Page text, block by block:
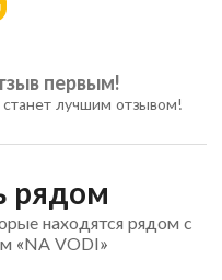
первым!
лучшим отзывом!
рядом
находятся рядом с
«NA VODI»